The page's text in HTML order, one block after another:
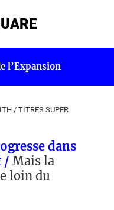
l’Expansion
/ TITRES SUPER
dans
/ Mais la
loin du